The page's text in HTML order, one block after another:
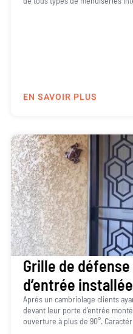
EN SAVOIR PLUS
Grille de
d’entrée installée
Après un cambriolage clients
devant leur porte d’entrée
ouverture à plus de 90°.